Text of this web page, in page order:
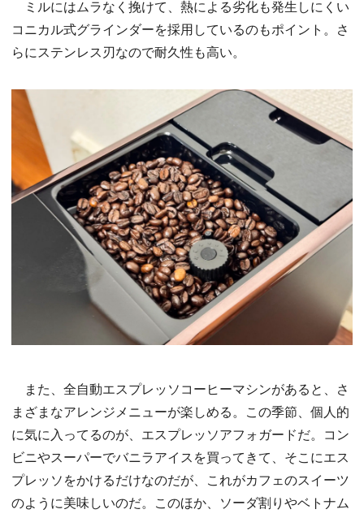
ミルにはムラなく挽けて、熱による劣化も発生しにくい
コニカル式グラインダーを採用しているのもポイント。さ
らにステンレス刃なので耐久性も高い。
また、全自動エスプレッソコーヒーマシンがあると、さ
まざまなアレンジメニューが楽しめる。この季節、個人的
に気に入ってるのが、エスプレッソアフォガードだ。コン
ビニやスーパーでバニラアイスを買ってきて、そこにエス
プレッソをかけるだけなのだが、これがカフェのスイーツ
のように美味しいのだ。このほか、ソーダ割りやベトナム